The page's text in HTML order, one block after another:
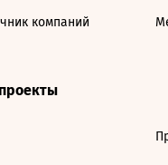
компаний